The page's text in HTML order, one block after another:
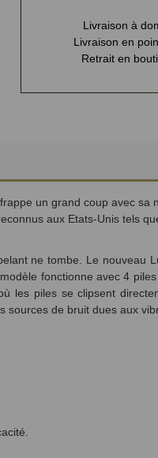
Livraison à
Livraison en
Retrait en
un grand coup avec sa
aux Etats-Unis tels
ne tombe. Le nouveau
fonctionne avec 4
les piles se clipsent
de bruit dues aux